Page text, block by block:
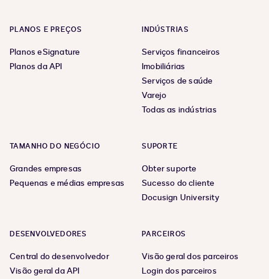
PLANOS E PREÇOS
Planos eSignature
Planos da API
INDÚSTRIAS
Serviços financeiros
Imobiliárias
Serviços de saúde
Varejo
Todas as indústrias
TAMANHO DO NEGÓCIO
Grandes empresas
Pequenas e médias empresas
SUPORTE
Obter suporte
Sucesso do cliente
Docusign University
DESENVOLVEDORES
Central do desenvolvedor
Visão geral da API
PARCEIROS
Visão geral dos parceiros
Login dos parceiros